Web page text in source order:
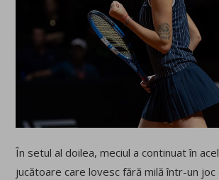
În setul al doilea, meciul a continuat în
jucătoare care lovesc fără milă într-un joc